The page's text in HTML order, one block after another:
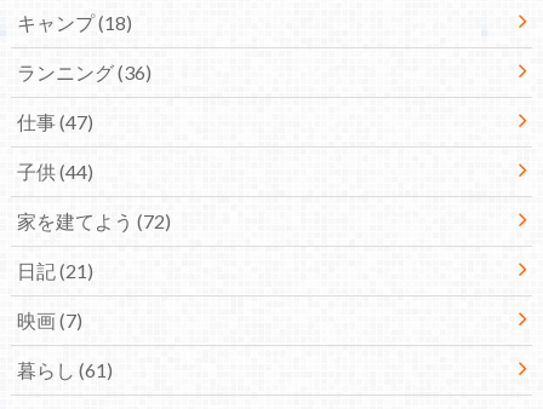
キャンプ(18)
ランニング(36)
仕事(47)
子供(44)
家を建てよう (72)
日記(21)
映画(7)
暮らし (61)